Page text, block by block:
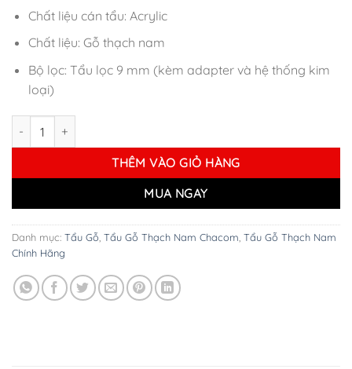
Chất liệu cán tẩu: Acrylic
Chất liệu: Gỗ thạch nam
Bộ lọc: Tẩu lọc 9 mm (kèm adapter và hệ thống kim
loại)
THÊM VÀO GIỎ HÀNG
MUA NGAY
Danh mục: Tẩu Gỗ, Tẩu Gỗ Thạch Nam Chacom, Tẩu Gỗ Thạch Nam
Chính Hãng